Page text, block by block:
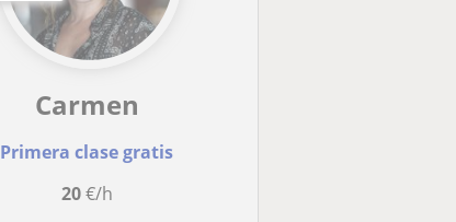
Carmen
Primera clase gratis
20€/h